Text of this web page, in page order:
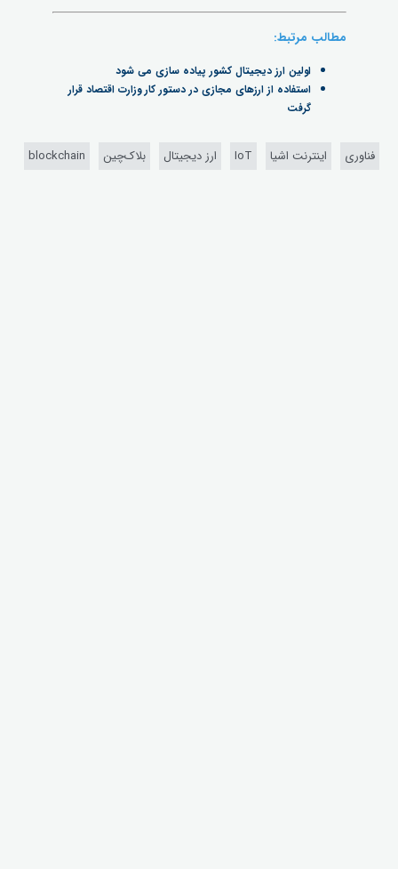
مطالب مرتبط:
اولین ارز دیجیتال کشور پیاده سازی می شود
استفاده از ارزهای مجازی در دستور کار وزارت اقتصاد قرار
گرفت
فناوری اینترنت اشیا IoT ارز دیجیتال بلاک‌چین blockchain